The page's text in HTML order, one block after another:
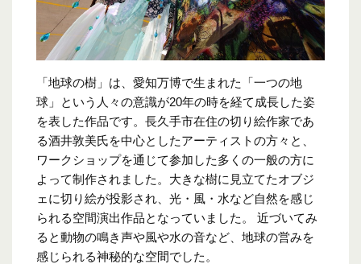
「地球の樹」は、愛知万博で生まれた「一つの地
球」という人々の意識が20年の時を経て成長した姿
を表した作品です。長久手市在住の切り絵作家であ
る酒井敦美氏を中心としたアーティストの方々と、
ワークショップを通じて参加した多くの一般の方に
よって制作されました。大きな樹に見立てたオブジ
ェに切り絵が投影され、光・風・水など自然を感じ
られる空間演出作品となっていました。 近づいてみ
ると動物の鳴き声や風や水の音など、地球の営みを
感じられる神秘的な空間でした。